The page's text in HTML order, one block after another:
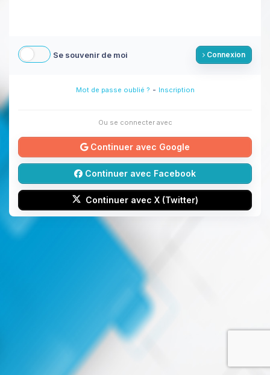
Se souvenir de moi Connexion
Mot de passe oublié ? - Inscription
Ou se connecter avec
Continuer avec Google
Continuer avec Facebook
Continuer avec X (Twitter)